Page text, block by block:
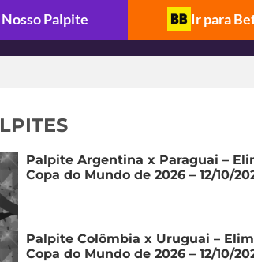
Palpite Ir para
Palpite Argentina x Paraguai –
Copa do Mundo de 2026 – 12/10/
Palpite Colômbia x Uruguai –
Copa do Mundo de 2026 – 12/10/